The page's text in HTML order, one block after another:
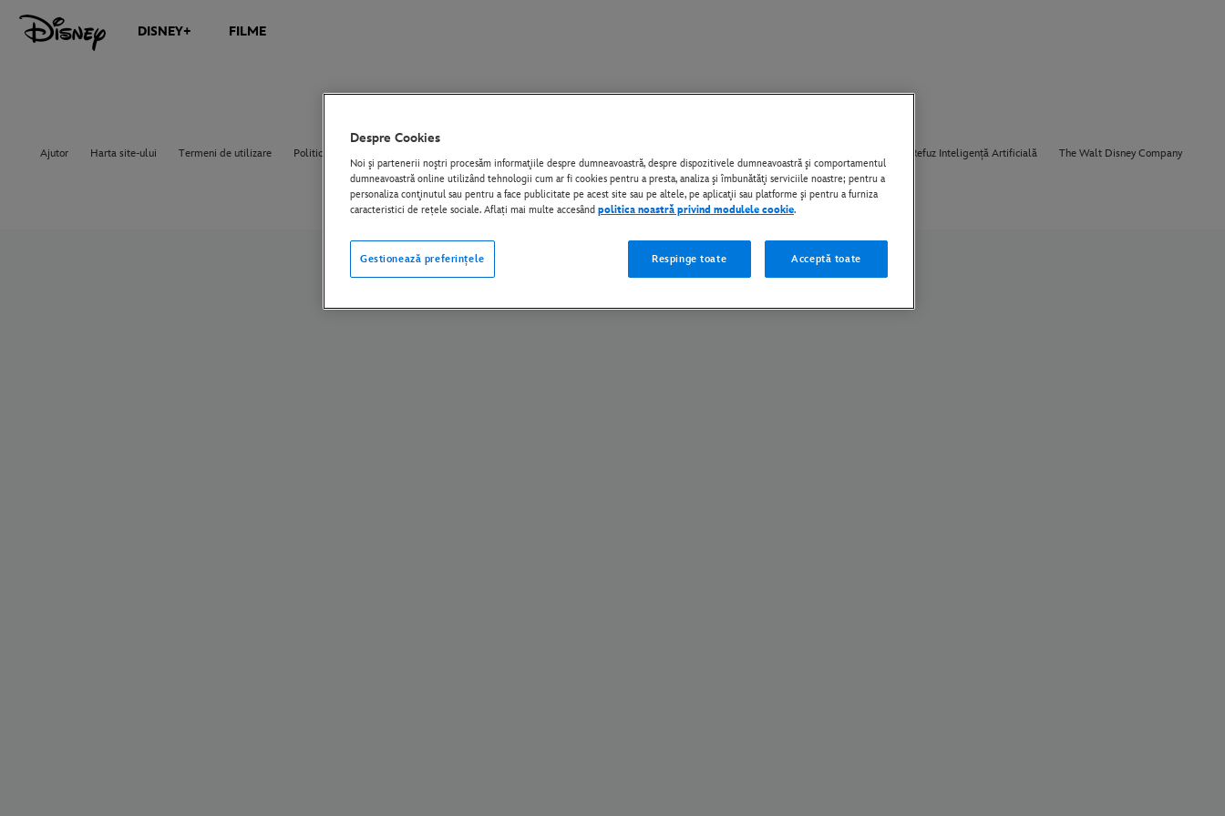
DISNEY+ FILME
Ajutor Harta site-ului Termeni de utilizare Politica de confidențialitate UE Refuz Inteligență Artificială The Walt Disney Company
© Disney și entitățile asociate sale afiliate. Toate drepturile rezervate.
Despre Cookies
Noi şi partenerii noştri procesăm informaţiile despre dumneavoastră, despre dispozitivele dumneavoastră şi comportamentul
dumneavoastră online utilizând tehnologii cum ar fi cookies pentru a presta, analiza şi îmbunătăţi serviciile noastre; pentru a
personaliza conţinutul sau pentru a face publicitate pe acest site sau pe altele, pe aplicaţii sau platforme şi pentru a furniza
caracteristici de rețele sociale. Aflați mai multe accesând politica noastră privind modulele cookie.
Gestionează preferințele Respinge toate Acceptă toate